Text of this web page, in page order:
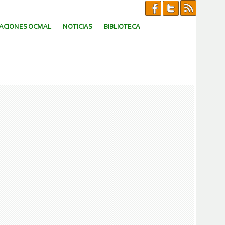
OCMAL NOTICIAS BIBLIOTECA